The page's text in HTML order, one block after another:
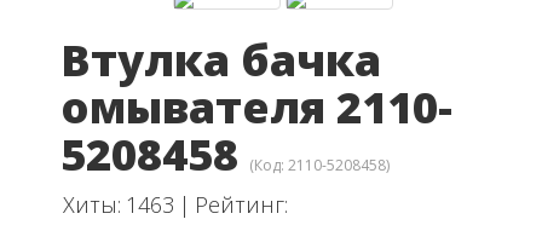
Втулка бачка
омывателя 2110-
5208458 (Код: 2110-5208458)
Хиты: 1463 | Рейтинг: